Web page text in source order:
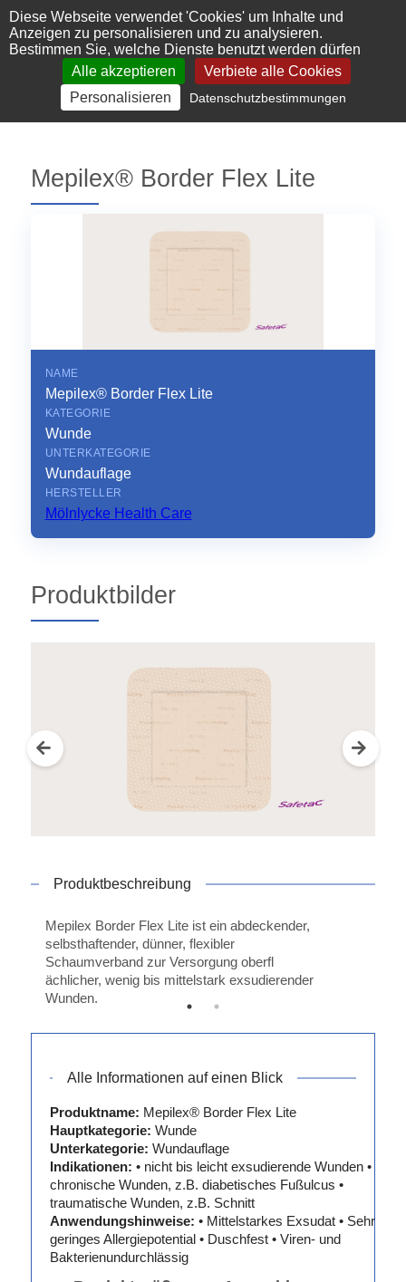
Cookie-Einstellungen
Diese Webseite verwendet 'Cookies' um Inhalte und
Anzeigen zu personalisieren und zu analysieren.
Bestimmen Sie, welche Dienste benutzt werden dürfen
Alle akzeptieren
Verbiete alle Cookies
Personalisieren
Datenschutzbestimmungen
Mepilex® Border Flex Lite
NAME
Mepilex® Border Flex Lite
KATEGORIE
Wunde
UNTERKATEGORIE
Wundauflage
HERSTELLER
Mölnlycke Health Care
Produktbilder
Produktbeschreibung
Mepilex Border Flex Lite ist ein abdeckender,
selbsthaftender, dünner, flexibler
Schaumverband zur Versorgung oberfl
ächlicher, wenig bis mittelstark exsudierender
Wunden.
Alle Informationen auf einen Blick
Produktname: Mepilex® Border Flex Lite
Hauptkategorie: Wunde
Unterkategorie: Wundauflage
Indikationen: • nicht bis leicht exsudierende Wunden •
chronische Wunden, z.B. diabetisches Fußulcus •
traumatische Wunden, z.B. Schnitt
Anwendungshinweise: • Mittelstarkes Exsudat • Sehr
geringes Allergiepotential • Duschfest • Viren- und
Bakterienundurchlässig